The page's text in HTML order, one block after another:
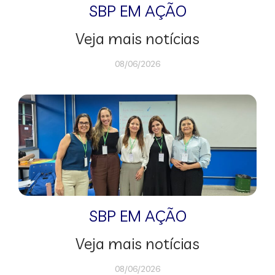
SBP EM AÇÃO
Veja mais notícias
08/06/2026
SBP EM AÇÃO
Veja mais notícias
08/06/2026